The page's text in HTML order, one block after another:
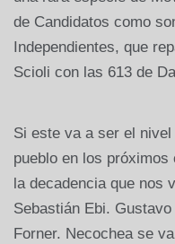
de Candidatos como
Independientes, que
Scioli con las 613 de
Si este va a ser el
pueblo en los
la decadencia que nos
Sebastián Ebi.
Forner. Necochea se